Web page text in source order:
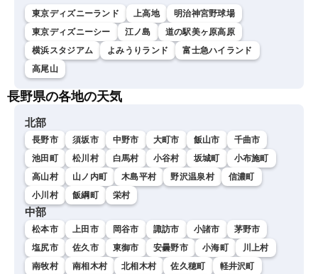
東京ディズニーランド 上高地
明治神宮野球場
東京ディズニーシー
江ノ島
道の駅美ヶ原高原
横浜スタジアム
よみうりランド
富士急ハイランド
高尾山
長野県の各地の天気
北部
長野市 須坂市 中野市 大町市 飯山市
千曲市
池田町
松川村 白馬村 小谷村 坂城町
小布施町
高山村
山ノ内町 木島平村 野沢温泉村
信濃町
小川村
飯綱町 栄村
中部
松本市 上田市 岡谷市 諏訪市 小諸市
茅野市
塩尻市
佐久市 東御市 安曇野市 小海町
川上村
南牧村
南相木村 北相木村 佐久穂町
軽井沢町